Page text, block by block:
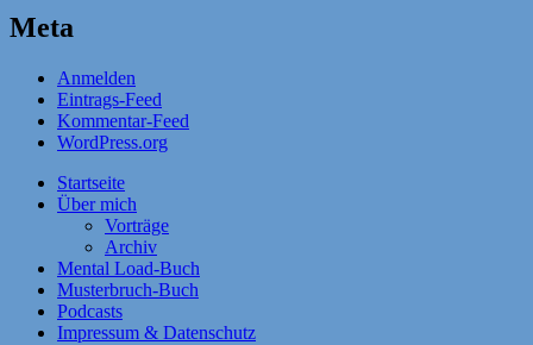
Meta
Anmelden
Eintrags-Feed
Kommentar-Feed
WordPress.org
Startseite
Über mich
Vorträge
Archiv
Mental Load-Buch
Musterbruch-Buch
Podcasts
Impressum & Datenschutz